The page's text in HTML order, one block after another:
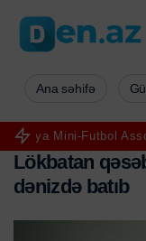
Assosiasiyasının
Ana səhifə
Lökbatan qəsə
dənizdə batıb